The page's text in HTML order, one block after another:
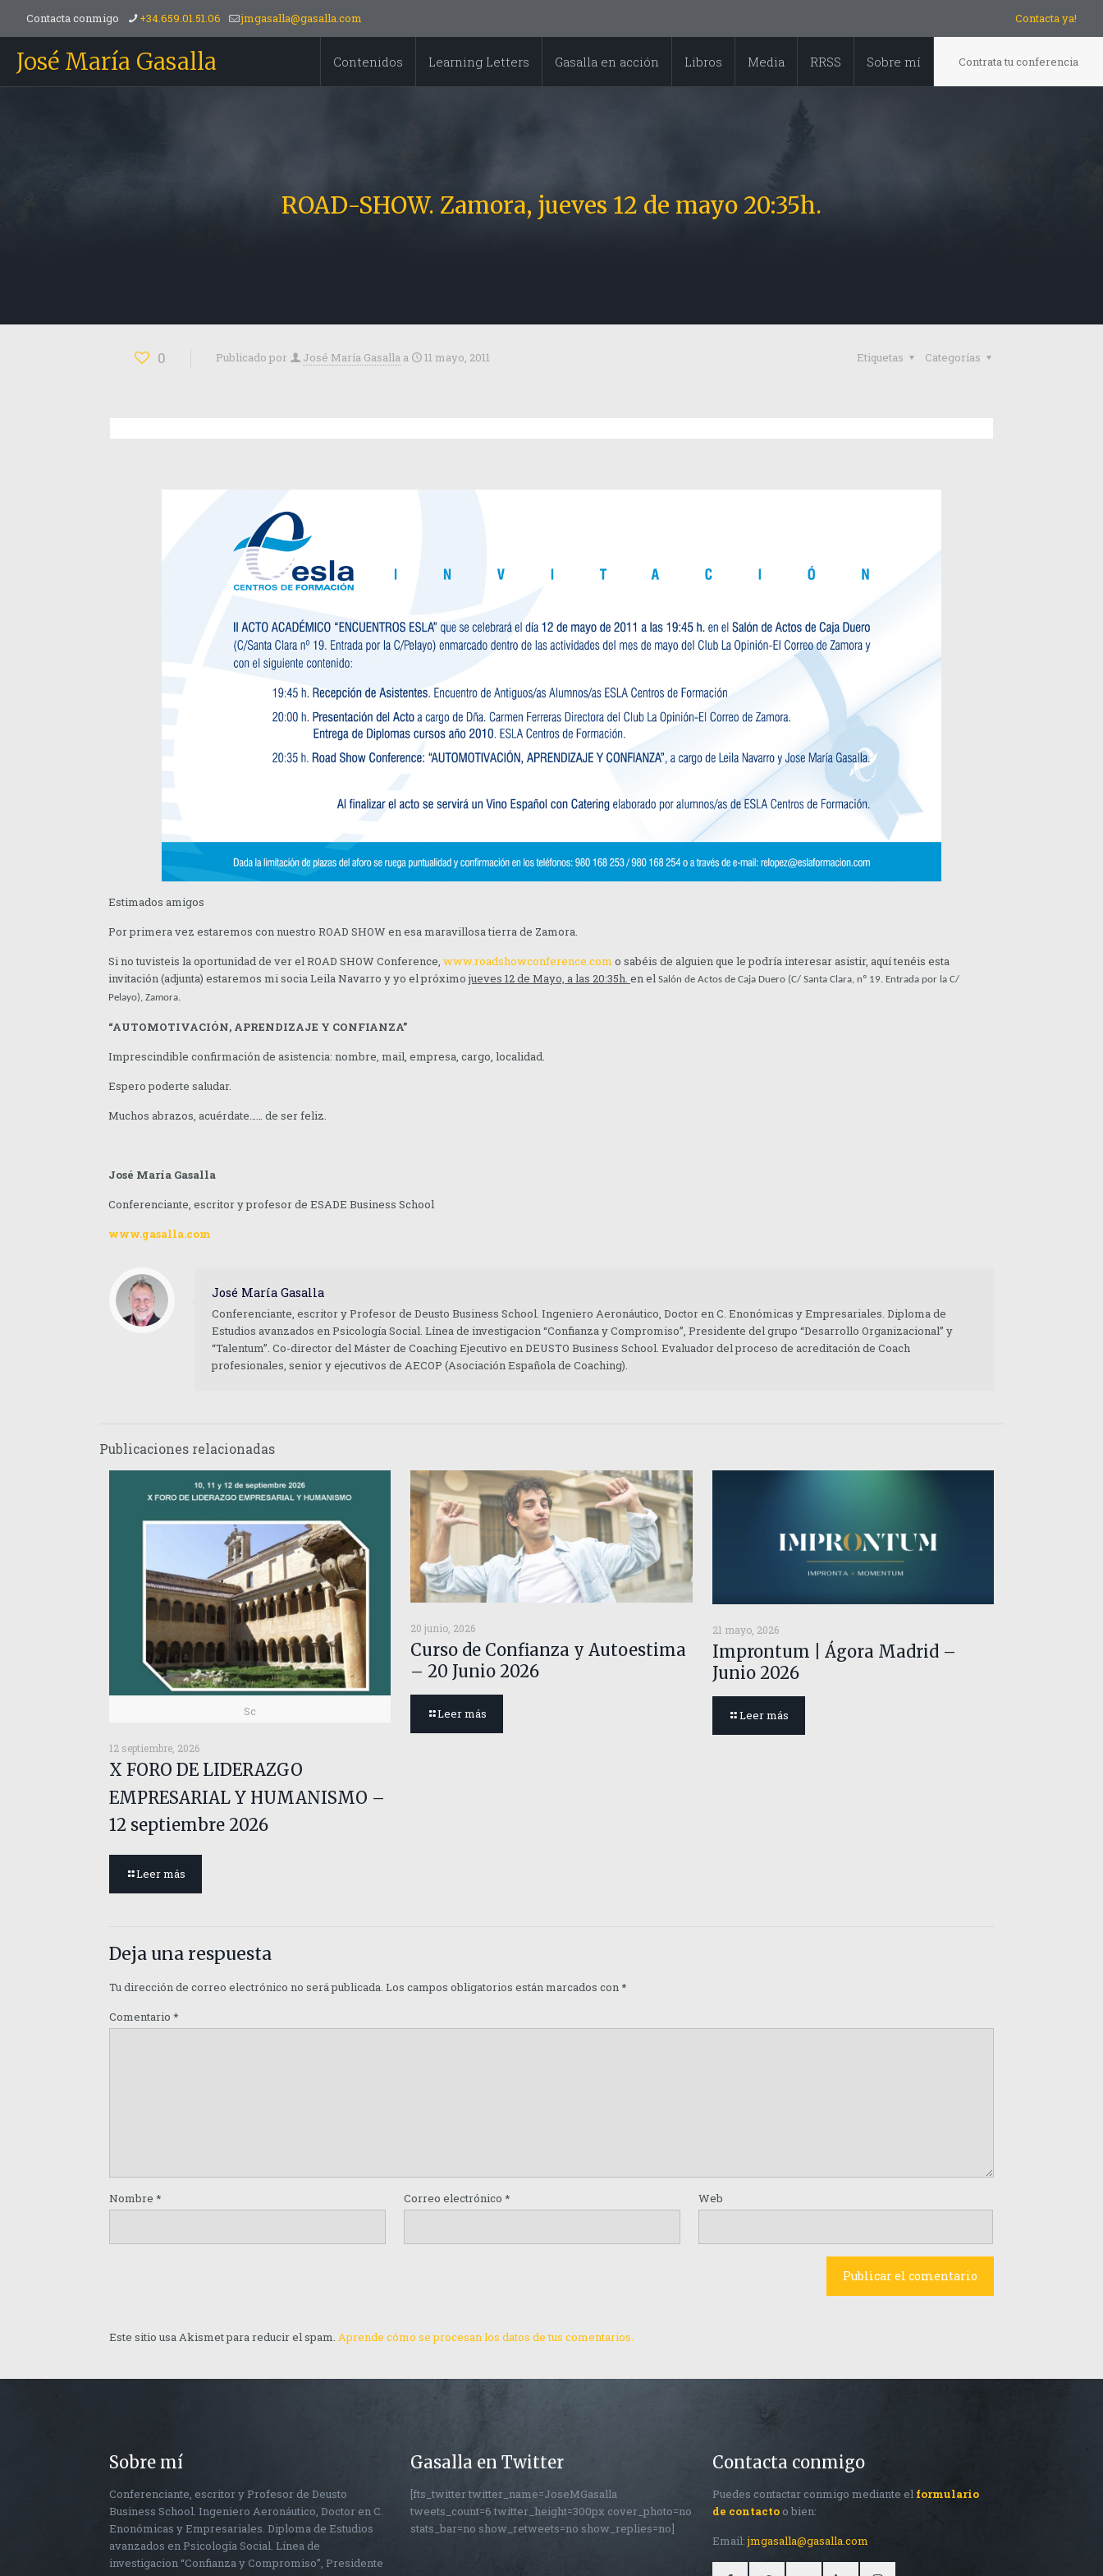
Contacta conmigo +34.659.01.51.06 jmgasalla@gasalla.com Contacta ya!
José María Gasalla Contenidos Learning Letters Gasalla en acción Libros Media RRSS Sobre mí Contrata tu conferencia
ROAD-SHOW. Zamora‏, jueves 12 de mayo 20:35h.
0 Publicado por José María Gasalla a 11 mayo, 2011 Categorías
Etiquetas
Estimados amigos
Por primera vez estaremos con nuestro ROAD SHOW en esa maravillosa tierra de Zamora.
Si no tuvisteis la oportunidad de ver el ROAD SHOW Conference,www.roadshowconference.com o sabéis de alguien que le podría interesar asistir, aquí tenéis esta
invitación (adjunta) estaremos mi socia Leila Navarro y yo el próximojueves 12 de Mayo, a las 20:35h.en el Salón de Actos de Caja Duero (C/ Santa Clara, nº 19. Entrada por la C/
Pelayo), Zamora.
“AUTOMOTIVACIÓN, APRENDIZAJE Y CONFIANZA”
Imprescindible confirmación de asistencia: nombre, mail, empresa, cargo, localidad.
Espero poderte saludar.
Muchos abrazos, acuérdate…… de ser feliz.
José María Gasalla
Conferenciante, escritor y profesor de ESADE Business School
www.gasalla.com
José María Gasalla
Conferenciante, escritor y Profesor de Deusto Business School. Ingeniero Aeronáutico, Doctor en C. Enonómicas y Empresariales. Diploma de
Estudios avanzados en Psicología Social. Línea de investigacion “Confianza y Compromiso”, Presidente del grupo “Desarrollo Organizacional” y
“Talentum”. Co-director del Máster de Coaching Ejecutivo en DEUSTO Business School. Evaluador del proceso de acreditación de Coach
profesionales, senior y ejecutivos de AECOP (Asociación Española de Coaching).
Publicaciones relacionadas
Sc
12 septiembre, 2026
X FORO DE LIDERAZGO
EMPRESARIAL Y HUMANISMO –
12 septiembre 2026
Leer más
20 junio, 2026
Curso de Confianza y Autoestima
– 20 Junio 2026
Leer más
21 mayo, 2026
Improntum | Ágora Madrid –
Junio 2026
Leer más
Deja una respuesta
Tu dirección de correo electrónico no será publicada. Los campos obligatorios están marcados con*
Comentario *
Nombre * Correo electrónico * Web
Este sitio usa Akismet para reducir el spam. Aprende cómo se procesan los datos de tus comentarios.
Sobre mí
Conferenciante, escritor y Profesor de Deusto
Business School. Ingeniero Aeronáutico, Doctor en C.
Enonómicas y Empresariales. Diploma de Estudios
avanzados en Psicología Social. Línea de
investigacion “Confianza y Compromiso”, Presidente
Gasalla en Twitter
[fts_twitter twitter_name=JoseMGasalla
tweets_count=6 twitter_height=300px cover_photo=no
stats_bar=no show_retweets=no show_replies=no]
Contacta conmigo
Puedes contactar conmigo mediante el formulario
de contactoo bien:
Email:jmgasalla@gasalla.com